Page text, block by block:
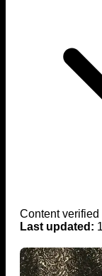
Content verified
Last updated: